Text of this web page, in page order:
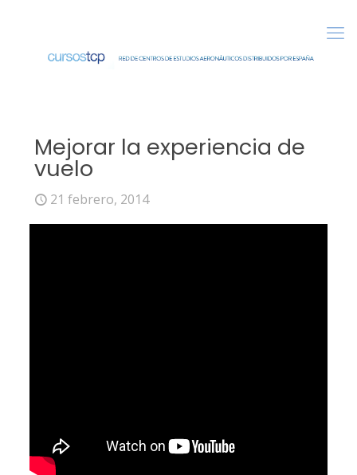
Mejorar la experiencia de
vuelo
21 febrero, 2014